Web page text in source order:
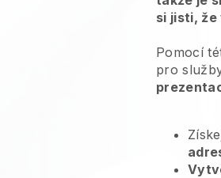
si jisti, že
Pomocí
pro